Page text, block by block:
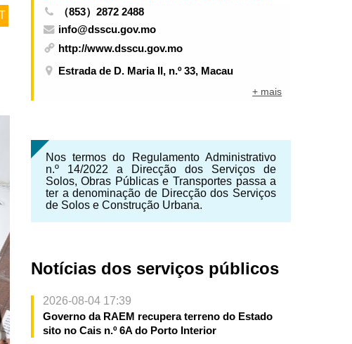
（853）2872 2488
info@dsscu.gov.mo
http://www.dsscu.gov.mo
Estrada de D. Maria II, n.º 33, Macau
+ mais
Nos termos do Regulamento Administrativo
n.º 14/2022 a Direcção dos Serviços de
Solos, Obras Públicas e Transportes passa a
ter a denominação de Direcção dos Serviços
de Solos e Construção Urbana.
Notícias dos serviços públicos
2026-08-04 17:39
Governo da RAEM recupera terreno do Estado
sito no Cais n.º 6A do Porto Interior